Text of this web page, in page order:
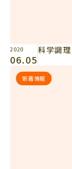
2020
06.05
科学調理
新着情報